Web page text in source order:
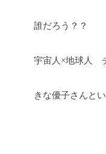
誰だろう？？
宇宙人×地球人
きな優子さんと